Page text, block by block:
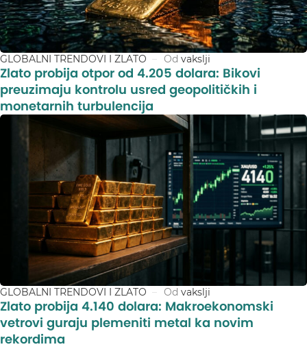
GLOBALNI TRENDOVI I ZLATO Od vakslji
Zlato probija otpor od 4.205 dolara: Bikovi
preuzimaju kontrolu usred geopolitičkih i
monetarnih turbulencija
GLOBALNI TRENDOVI I ZLATO Od vakslji
Zlato probija 4.140 dolara: Makroekonomski
vetrovi guraju plemeniti metal ka novim
rekordima